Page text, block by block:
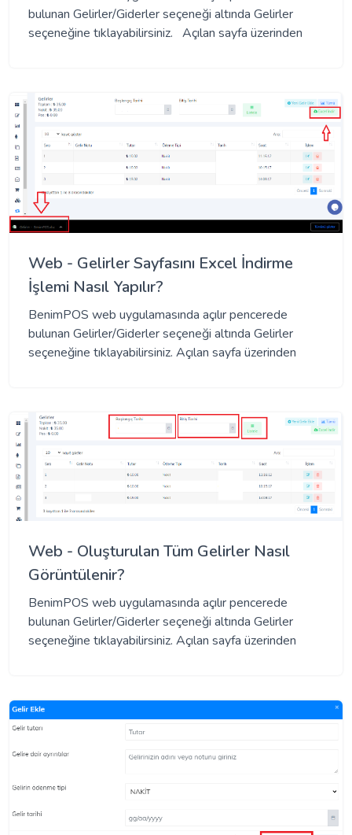
bulunan Gelirler/Giderler seçeneği altında Gelirler
seçeneğine tıklayabilirsiniz. Açılan sayfa üzerinden
Web - Gelirler Sayfasını Excel İndirme
İşlemi Nasıl Yapılır?
BenimPOS web uygulamasında açılır pencerede
bulunan Gelirler/Giderler seçeneği altında Gelirler
seçeneğine tıklayabilirsiniz. Açılan sayfa üzerinden
Web - Oluşturulan Tüm Gelirler Nasıl
Görüntülenir?
BenimPOS web uygulamasında açılır pencerede
bulunan Gelirler/Giderler seçeneği altında Gelirler
seçeneğine tıklayabilirsiniz. Açılan sayfa üzerinden